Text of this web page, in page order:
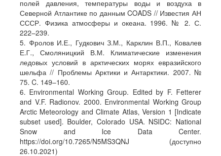
полей давления, температуры воды и воздуха в
Северной Атлантике по данным COADS // Известия АН
СССР. Физика атмосферы и океана. 1996. № 2. С.
222–239.
5. Фролов И.Е., Гудкович З.М., Карклин В.П., Ковалев
Е.Г., Смоляницкий В.М. Климатические изменения
ледовых условий в арктических морях евразийского
шельфа // Проблемы Арктики и Антарктики. 2007. №
75. C. 149–160.
6. Environmental Working Group. Edited by F. Fetterer
and V.F. Radionov. 2000. Environmental Working Group
Arctic Meteorology and Climate Atlas, Version 1 [Indicate
subset used]. Boulder, Colorado USA. NSIDC: National
Snow and Ice Data Center.
https://doi.org/10.7265/N5MS3QNJ (доступно
26.10.2021)